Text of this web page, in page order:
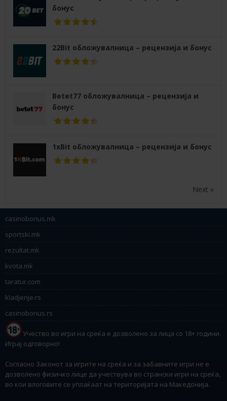
бонус
22Bit обложувалница – рецензија и бонус
Betet77 обложувалница – рецензија и
бонус
1xBit обложувалница – рецензија и бонус
Next »
casinobonus.mk
sportski.mk
rezultat.mk
kvota.mk
taratur.com
kladjenje.rs
casinobonus.rs
Учество во игри на среќа е дозволено за лица со 18+ години.
Играј одговорно!
Согласно Законот за игрите на среќа и за забавните игри не е
дозволено физичко лице да учествува во странски игри на среќа,
во кои влоговите се уплаќаат на територијата на Македонија.